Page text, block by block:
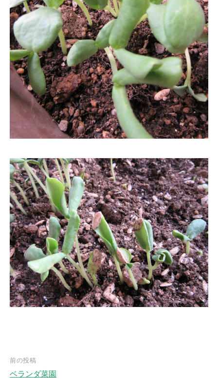
前の投稿
ベランダ菜園